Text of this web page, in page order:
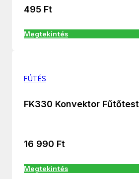
495 Ft
Megtekintés
FÚTÉS
FK330 Konvektor Fűtőtest
16 990 Ft
Megtekintés